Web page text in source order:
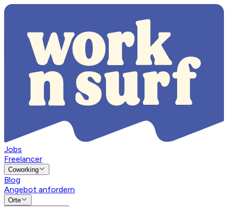
Jobs
Freelancer
Coworking
Blog
Angebot anfordern
Orte